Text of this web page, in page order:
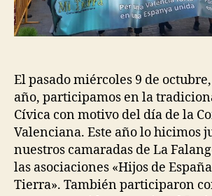
El pasado miércoles 9 de
año, participamos en la
Cívica con motivo del día de la
Valenciana. Este año lo hicimos
nuestros camaradas de La
las asociaciones «Hijos de
Tierra». También participaron